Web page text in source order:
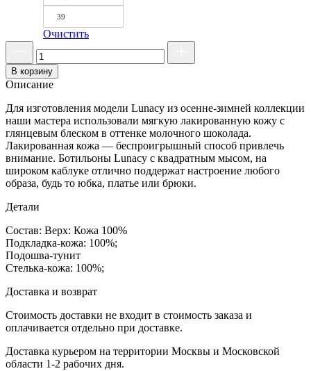
39
Очистить
В корзину
Описание
Для изготовления модели Lunacy из осенне-зимней коллекции
наши мастера использовали мягкую лакированную кожу с
глянцевым блеском в оттенке молочного шоколада.
Лакированная кожа — беспроигрышный способ привлечь
внимание. Ботильоны Lunacy с квадратным мысом, на
широком каблуке отлично поддержат настроение любого
образа, будь то юбка, платье или брюки.
Детали
Состав: Верх: Кожа 100%
Подкладка-кожа: 100%;
Подошва-тунит
Стелька-кожа: 100%;
Доставка и возврат
Стоимость доставки не входит в стоимость заказа и
оплачивается отдельно при доставке.
Доставка курьером на территории Москвы и Московской
области 1-2 рабочих дня.